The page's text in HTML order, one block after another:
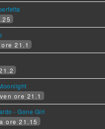
21.1
ore 21.1
- Gone Girl
ore 21.15